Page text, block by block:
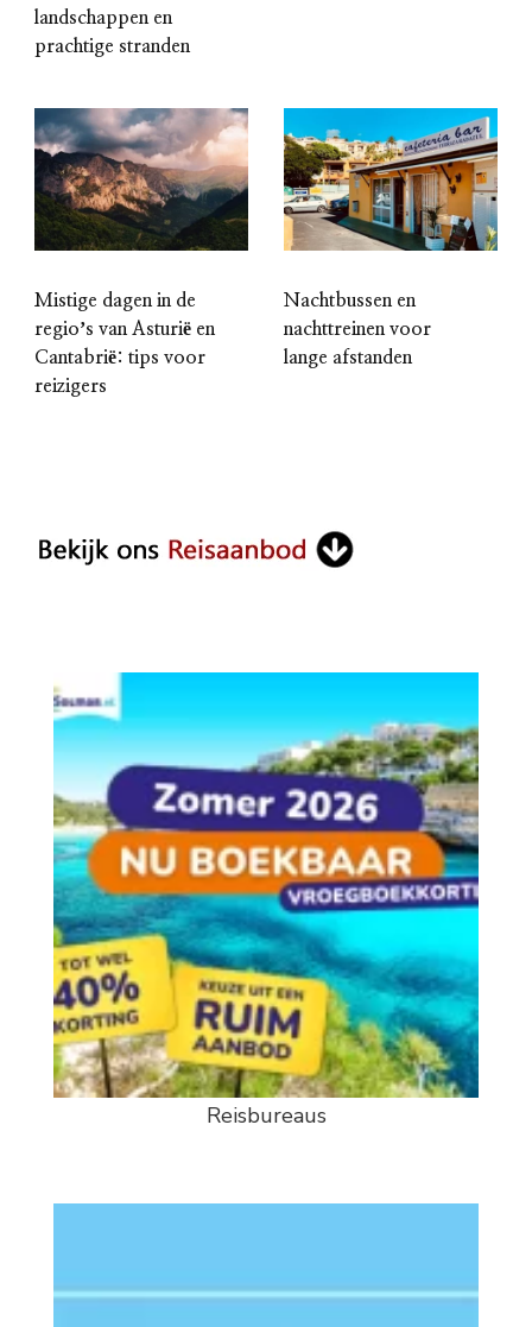
landschappen en
prachtige stranden
Mistige dagen in de
regioʼs van Asturië en
Cantabrië: tips voor
reizigers
Nachtbussen en
nachttreinen voor
lange afstanden
Reisbureaus